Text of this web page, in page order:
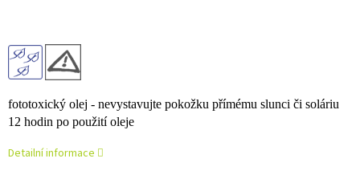
fototoxický olej - nevystavujte pokožku přímému slunci či soláriu
12 hodin po použití oleje
Detailní informace